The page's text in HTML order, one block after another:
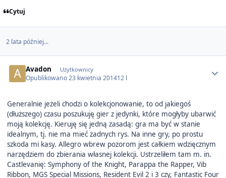
Cytuj
2 lata później...
Avadon Użytkownicy
Opublikowano23 kwietnia 201412 l
Generalnie jeżeli chodzi o kolekcjonowanie, to od jakiegoś
(dłuższego) czasu poszukuję gier z jedynki, które mogłyby ubarwić
moją kolekcję. Kieruję się jedną zasadą: gra ma być w stanie
idealnym, tj. nie ma mieć żadnych rys. Na inne gry, po prostu
szkoda mi kasy. Allegro wbrew pozorom jest całkiem wdzięcznym
narzędziem do zbierania własnej kolekcji. Ustrzeliłem tam m. in.
Castlevanię: Symphony of the Knight, Parappa the Rapper, Vib
Ribbon, MGS Special Missions, Resident Evil 2 i 3 czy, Fantastic Four